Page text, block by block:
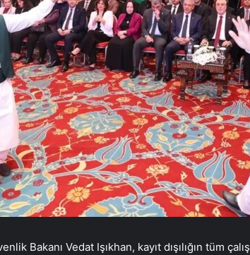
Bakanı Vedat Işıkhan, kayıt dışılığın tüm